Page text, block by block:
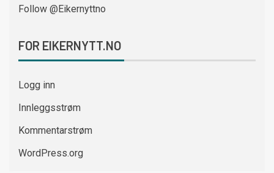
Follow @Eikernyttno
FOR EIKERNYTT.NO
Logg inn
Innleggsstrøm
Kommentarstrøm
WordPress.org